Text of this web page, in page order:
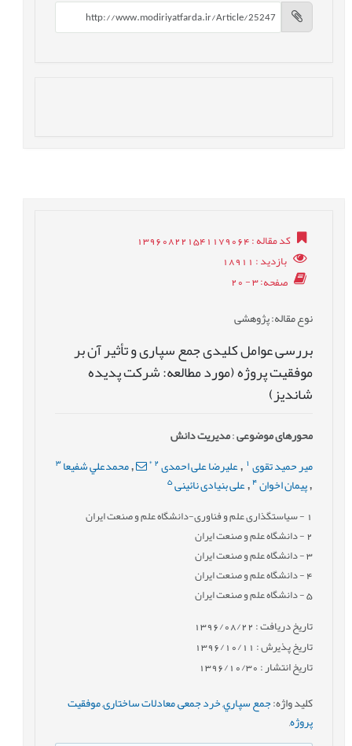
کد مقاله: 139608221541179064
بازدید: 18911
صفحه: 3 - 20
نوع مقاله: پژوهشی
بررسی عوامل کلیدی جمع سپاری و تأثیر آن بر
موفقیت پروژه (مورد مطالعه: شرکت پدیده
شاندیز)
محورهای موضوعی:مدیریت دانش
میر حمید تقوی , علیرضا علی احمدی 2
*
,محمدعلي شفيعا3
پیمان اخوان 4
,علی بنیادی نائینی 5
- سیاستگذاری علم و فناوری-دانشگاه علم و صنعت ایران
2- دانشگاه علم و صنعت ایران
3- دانشگاه علم و صنعت ایران
4- دانشگاه علم و صنعت ایران
5- دانشگاه علم و صنعت ایران
تاریخ دریافت : 1396/08/22
تاریخ پذیرش : 1396/10/11
تاریخ انتشار : 1396/10/30
کلید واژه:جمع سپاري,خرد جمعی,معادلات ساختاری,موفقیت
پروژه,